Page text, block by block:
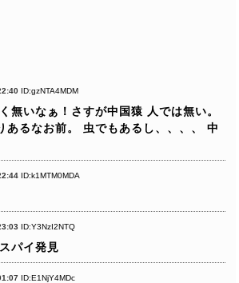
ID:gzNTA4MDM
無いなぁ！さすが中国猿 人では無い。
るなお前。
虫でもあるし、、、、
中
ID:k1MTM0MDA
ID:Y3NzI2NTQ
パイ発見
ID:E1NjY4MDc